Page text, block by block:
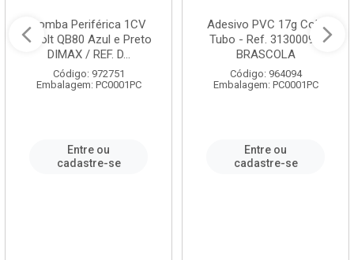
Bomba Periférica 1CV
Bivolt QB80 Azul e Preto
DIMAX / REF. D...
Código: 972751
Embalagem: PC0001PC
Entre ou
cadastre-se
Adesivo PVC 17g Cola
Tubo - Ref. 3130009 -
BRASCOLA
Código: 964094
Embalagem: PC0001PC
Entre ou
cadastre-se